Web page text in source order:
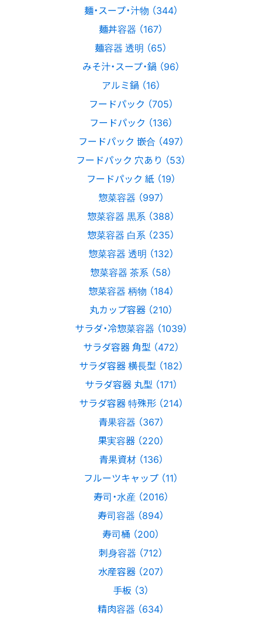
麺・スープ・汁物 （344）
麺丼容器 （167）
麺容器 透明 （65）
みそ汁・スープ・鍋 （96）
アルミ鍋 （16）
フードパック （705）
フードパック （136）
フードパック 嵌合 （497）
フードパック 穴あり （53）
フードパック 紙 （19）
惣菜容器 （997）
惣菜容器 黒系 （388）
惣菜容器 白系 （235）
惣菜容器 透明 （132）
惣菜容器 茶系 （58）
惣菜容器 柄物 （184）
丸カップ容器 （210）
サラダ・冷惣菜容器 （1039）
サラダ容器 角型 （472）
サラダ容器 横長型 （182）
サラダ容器 丸型 （171）
サラダ容器 特殊形 （214）
青果容器 （367）
果実容器 （220）
青果資材 （136）
フルーツキャップ （11）
寿司・水産 （2016）
寿司容器 （894）
寿司桶 （200）
刺身容器 （712）
水産容器 （207）
手板 （3）
精肉容器 （634）